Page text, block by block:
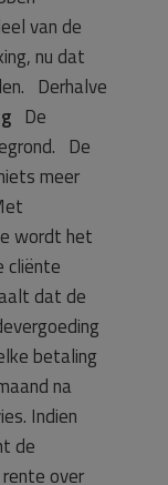
van de
nu dat
Derhalve
De
De
meer
wordt het
cliënte
dat de
betaling
na
Indien
de
over